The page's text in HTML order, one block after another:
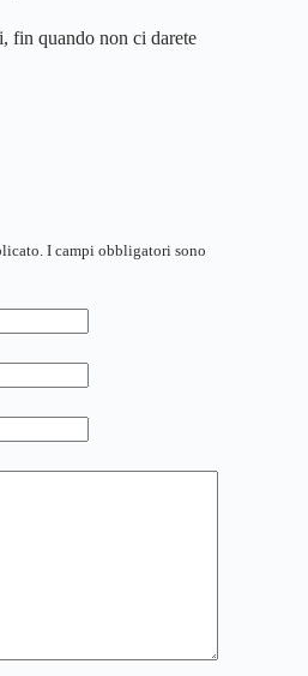
fin quando non ci darete
I campi obbligatori sono